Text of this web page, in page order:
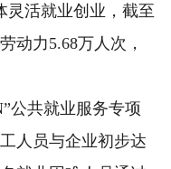
灵活就业创业，截至
动力5.68万人次，
共就业服务专项
人员与企业初步达